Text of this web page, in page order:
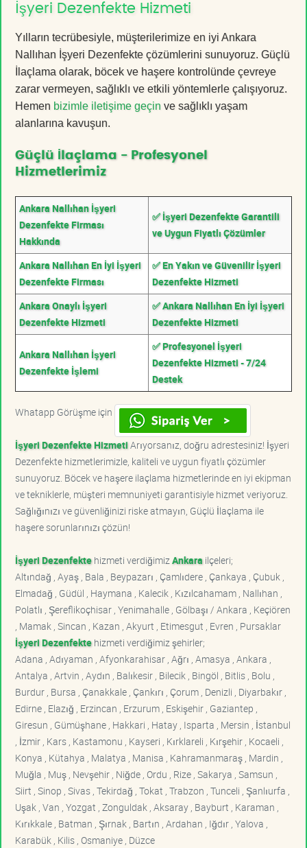
İşyeri Dezenfekte Hizmeti
Yılların tecrübesiyle, müşterilerimize en iyi Ankara
Nallıhan İşyeri Dezenfekte çözümlerini sunuyoruz. Güçlü
İlaçlama olarak, böcek ve haşere kontrolünde çevreye
zarar vermeyen, sağlıklı ve etkili yöntemlerle çalışıyoruz.
Hemen bizimle iletişime geçin ve sağlıklı yaşam
alanlarına kavuşun.
Güçlü İlaçlama - Profesyonel
Hizmetlerimiz
Ankara Nallıhan İşyeri
Dezenfekte Firması
Hakkında
✅ İşyeri Dezenfekte Garantili
ve Uygun Fiyatlı Çözümler
Ankara Nallıhan En İyi İşyeri
Dezenfekte Firması
✅ En Yakın ve Güvenilir İşyeri
Dezenfekte Hizmeti
Ankara Onaylı İşyeri
Dezenfekte Hizmeti
✅ Ankara Nallıhan En İyi İşyeri
Dezenfekte Hizmeti
Ankara Nallıhan İşyeri
Dezenfekte İşlemi
✅ Profesyonel İşyeri
Dezenfekte Hizmeti - 7/24
Destek
Whatapp Görüşme için
İşyeri Dezenfekte HizmetiArıyorsanız, doğru adrestesiniz! İşyeri
Dezenfekte hizmetlerimizle, kaliteli ve uygun fiyatlı çözümler
sunuyoruz. Böcek ve haşere ilaçlama hizmetlerinde en iyi ekipman
ve tekniklerle, müşteri memnuniyeti garantisiyle hizmet veriyoruz.
Sağlığınızı ve güvenliğinizi riske atmayın, Güçlü İlaçlama ile
haşere sorunlarınızı çözün!
İşyeri Dezenfektehizmeti verdiğimiz Ankara ilçeleri;
Altındağ , Ayaş , Bala , Beypazarı , Çamlıdere , Çankaya , Çubuk ,
Elmadağ , Güdül , Haymana , Kalecik , Kızılcahamam , Nallıhan ,
Polatlı , Şereflikoçhisar , Yenimahalle , Gölbaşı / Ankara , Keçiören
, Mamak , Sincan , Kazan , Akyurt , Etimesgut , Evren , Pursaklar
İşyeri Dezenfektehizmeti verdiğimiz şehirler;
Adana , Adıyaman , Afyonkarahisar , Ağrı , Amasya , Ankara ,
Antalya , Artvin , Aydın , Balıkesir , Bilecik , Bingöl , Bitlis , Bolu ,
Burdur , Bursa , Çanakkale , Çankırı , Çorum , Denizli , Diyarbakır ,
Edirne , Elazığ , Erzincan , Erzurum , Eskişehir , Gaziantep ,
Giresun , Gümüşhane , Hakkari , Hatay , Isparta , Mersin , İstanbul
, İzmir , Kars , Kastamonu , Kayseri , Kırklareli , Kırşehir , Kocaeli ,
Konya , Kütahya , Malatya , Manisa , Kahramanmaraş , Mardin ,
Muğla , Muş , Nevşehir , Niğde , Ordu , Rize , Sakarya , Samsun ,
Siirt , Sinop , Sivas , Tekirdağ , Tokat , Trabzon , Tunceli , Şanlıurfa ,
Uşak , Van , Yozgat , Zonguldak , Aksaray , Bayburt , Karaman ,
Kırıkkale , Batman , Şırnak , Bartın , Ardahan , Iğdır , Yalova ,
Karabük , Kilis , Osmaniye , Düzce